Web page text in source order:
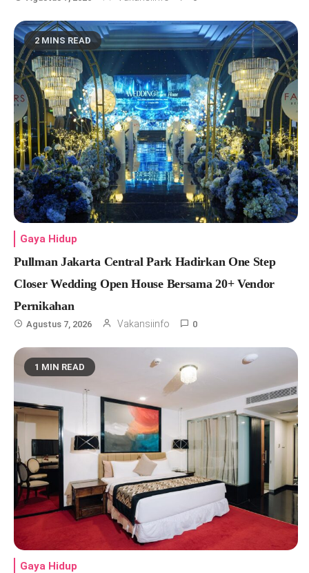
2 MINS READ
Gaya Hidup
Pullman Jakarta Central Park Hadirkan One Step
Closer Wedding Open House Bersama 20+ Vendor
Pernikahan
Agustus 7, 2026 Vakansiinfo 0
1 MIN READ
Gaya Hidup